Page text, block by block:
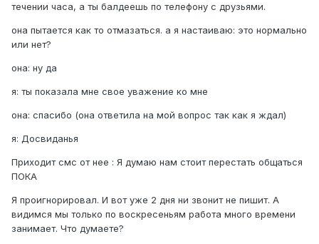
течении часа, а ты балдеешь по телефону с друзьями.
она пытается как то отмазаться. а я настаиваю: это нормально
или нет?
она: ну да
я: ты показала мне свое уважение ко мне
она: спасибо (она ответила на мой вопрос так как я ждал)
я: Досвиданья
Приходит смс от нее : Я думаю нам стоит перестать общаться
ПОКА
Я проигнорировал. И вот уже 2 дня ни звонит не пишит. А
видимся мы только по воскресеньям работа много времени
занимает. Что думаете?